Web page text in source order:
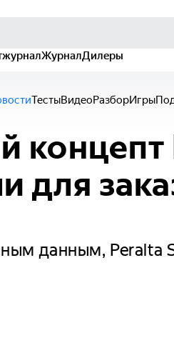
ЖурналДилеры
ТестыВидеоРазборИгры
для
данным, Peralta